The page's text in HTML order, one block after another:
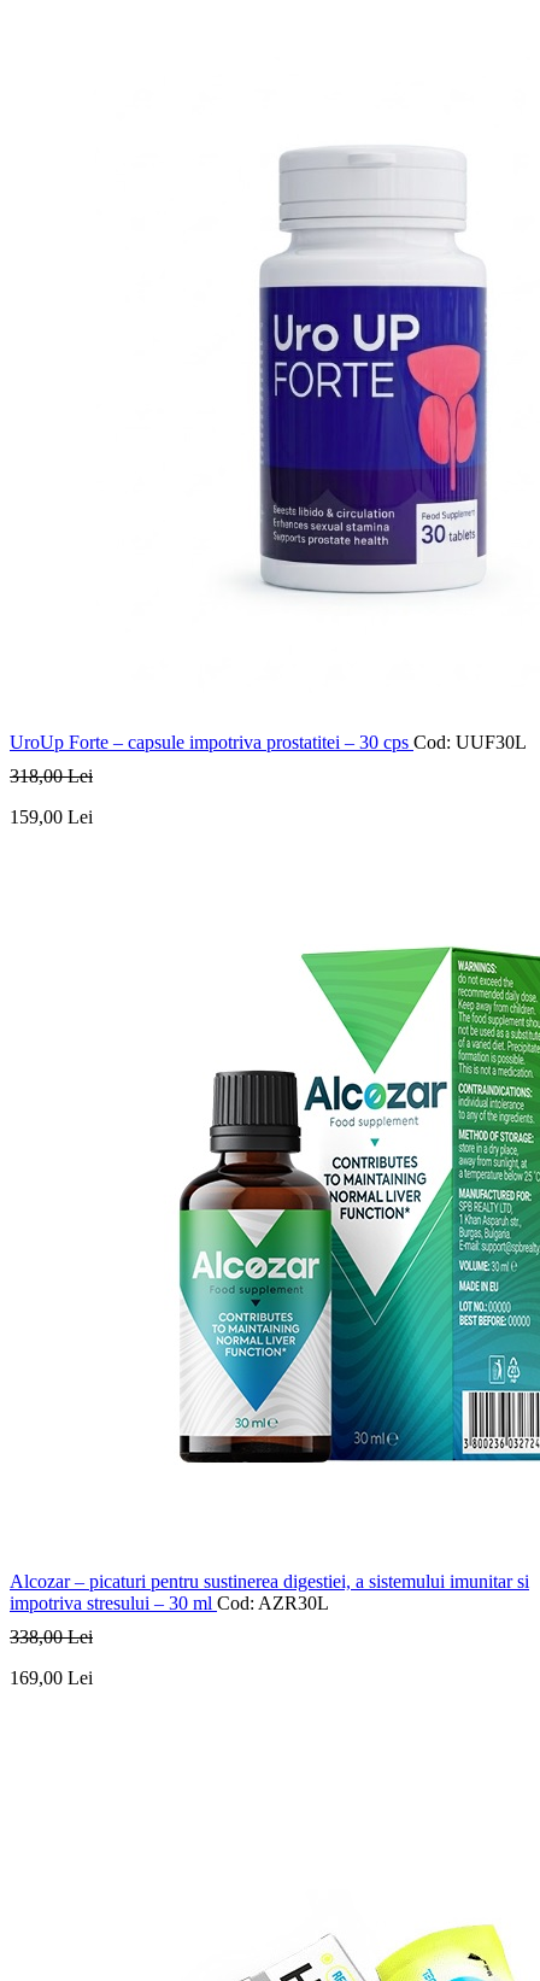
UroUp Forte – capsule impotriva prostatitei – 30 cps Cod: UUF30L
318,00Lei
159,00 Lei
Alcozar – picaturi pentru sustinerea digestiei, a sistemului imunitar si
impotriva stresului – 30 ml Cod: AZR30L
338,00Lei
169,00 Lei